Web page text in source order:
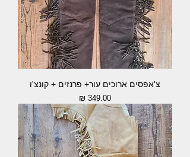
צ'אפסים ארוכים עור+ פרנזים + קונצ'ו
מחיר